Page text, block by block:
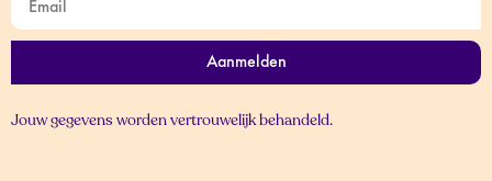
Aanmelden
Jouw gegevens worden vertrouwelijk behandeld.